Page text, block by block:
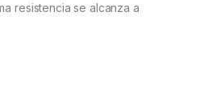
resistencia se alcanza a